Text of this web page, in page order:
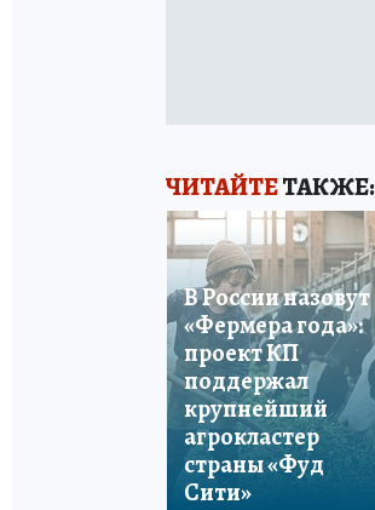
ЧИТАЙТЕТАКЖЕ:
В России назовут
«Фермера года»:
проект КП
поддержал
крупнейший
агрокластер
страны «Фуд
Сити»